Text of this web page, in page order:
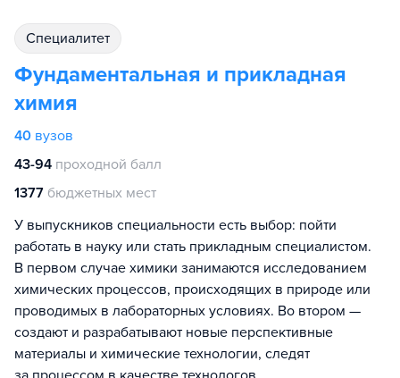
специалитет
Фундаментальная и прикладная
химия
40 вузов
43-94 проходной балл
1377 бюджетных мест
У выпускников специальности есть выбор: пойти
работать в науку или стать прикладным специалистом.
В первом случае химики занимаются исследованием
химических процессов, происходящих в природе или
проводимых в лабораторных условиях. Во втором —
создают и разрабатывают новые перспективные
материалы и химические технологии, следят